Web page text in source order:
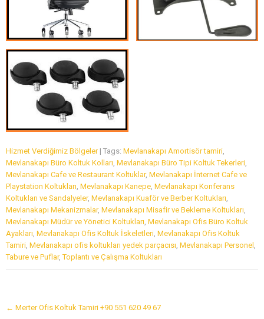
Hizmet Verdiğimiz Bölgeler | Tags: Mevlanakapı Amortisör tamiri
Mevlanakapı Büro Koltuk Kolları Mevlanakapı Büro Tipi Koltuk Tekerleri
Mevlanakapı Cafe ve Restaurant Koltuklar, Mevlanakapı İnternet Cafe ve
Playstation Koltukları Mevlanakapı Kanepe Mevlanakapı Konferans
Koltukları ve Sandalyeler, Mevlanakapı Kuaför ve Berber Koltukları
Mevlanakapı Mekanizmalar, Mevlanakapı Misafir ve Bekleme Koltukları
Mevlanakapı Müdür ve Yönetici Koltukları Mevlanakapı Ofis Büro Koltuk
Ayakları Mevlanakapı Ofis Koltuk İskeletleri Mevlanakapı Ofis Koltuk
Tamiri Mevlanakapı ofis koltukları yedek parçacısı Mevlanakapı Personel
Tabure ve Puflar,Toplantı ve Çalışma Koltukları
Post
← Merter Ofis Koltuk Tamiri +90 551 620 49 67